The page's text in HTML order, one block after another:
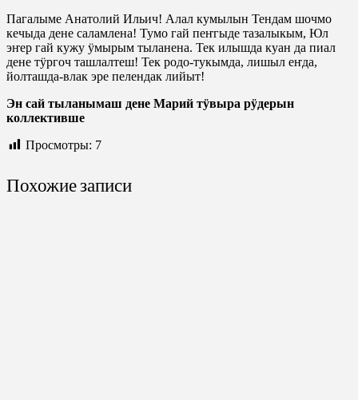
Пагалыме Анатолий Ильич! Алал кумылын Тендам шочмо
кечыда дене саламлена! Тумо гай пеҥгыде тазалыкым, Юл
эҥер гай кужу ӱмырым тыланена. Тек илышда куан да пиал
дене тӱргоч ташлалтеш! Тек родо-тукымда, лишыл еҥда,
йолташда-влак эре пелендак лийыт!
Эн сай тыланымаш дене Марий тӱвыра рӱдерын
коллективше
Просмотры: 7
Похожие записи